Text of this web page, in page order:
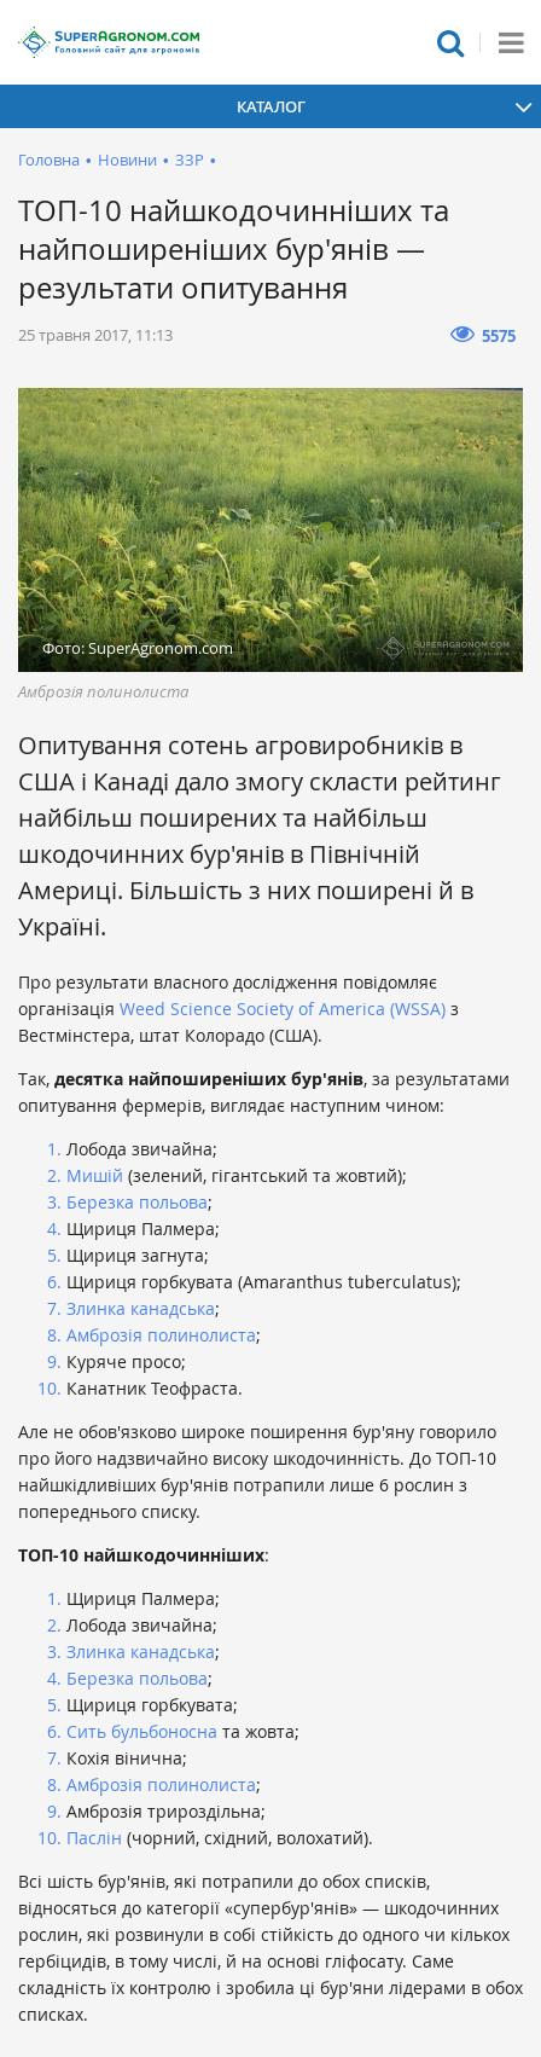
КАТАЛОГ
Головна • Новини • ЗЗР •
ТОП-10 найшкодочинніших та
найпоширеніших бур'янів —
результати опитування
25 травня 2017, 11:13 5575
Фото: SuperAgronom.com
Амброзія полинолиста
Опитування сотень агровиробників в
США і Канаді дало змогу скласти рейтинг
найбільш поширених та найбільш
шкодочинних бур'янів в Північній
Америці. Більшість з них поширені й в
Україні.
Про результати власного дослідження повідомляє
організація Weed Science Society of America (WSSA) з
Вестмінстера, штат Колорадо (США).
Так, десятка найпоширеніших бур'янів, за результатами
опитування фермерів, виглядає наступним чином:
Лобода звичайна;
Мишій (зелений, гігантський та жовтий);
Березка польова;
Щириця Палмера;
Щириця загнута;
Щириця горбкувата (Amaranthus tuberculatus);
Злинка канадська;
Амброзія полинолиста;
Куряче просо;
Канатник Теофраста.
Але не обов'язково широке поширення бур'яну говорило
про його надзвичайно високу шкодочинність. До ТОП-10
найшкідливіших бур'янів потрапили лише 6 рослин з
попереднього списку.
ТОП-10 найшкодочинніших:
Щириця Палмера;
Лобода звичайна;
Злинка канадська;
Березка польова;
Щириця горбкувата;
Сить бульбоносна та жовта;
Кохія вінична;
Амброзія полинолиста;
Амброзія трироздільна;
Паслін (чорний, східний, волохатий).
Всі шість бур'янів, які потрапили до обох списків,
відносяться до категорії «супербур'янів» — шкодочинних
рослин, які розвинули в собі стійкість до одного чи кількох
гербіцидів, в тому числі, й на основі гліфосату. Саме
складність їх контролю і зробила ці бур'яни лідерами в обох
списках.